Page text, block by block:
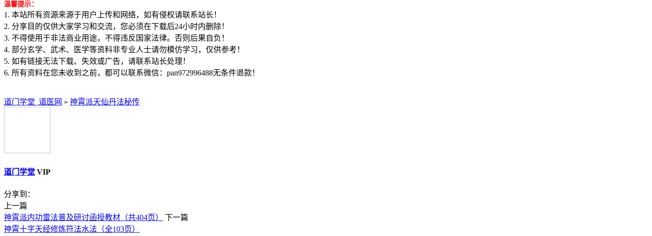
温馨提示：
1. 本站所有资源来源于用户上传和网络，如有侵权请联系站长！
2. 分享目的仅供大家学习和交流，您必须在下载后24小时内删除！
3. 不得使用于非法商业用途，不得违反国家法律。否则后果自负！
4. 部分玄学、武术、医学等资料非专业人士请勿模仿学习，仅供参考！
5. 如有链接无法下载、失效或广告，请联系站长处理！
6. 所有资料在您未收到之前，都可以联系微信：pan972996488无条件退款！
道门学堂_道医网 » 神霄派天仙丹法秘传
道门学堂 VIP
分享到：
上一篇
神霄派内功雷法普及研讨函授教材（共404页）
下一篇
神霄十字天经修炼符法水法（全103页）